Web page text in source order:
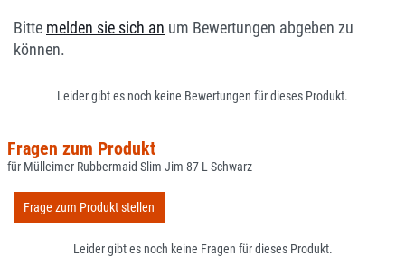
Bitte melden sie sich an um Bewertungen abgeben zu
können.
Leider gibt es noch keine Bewertungen für dieses Produkt.
Fragen zum Produkt
für Mülleimer Rubbermaid Slim Jim 87 L Schwarz
Frage zum Produkt stellen
Leider gibt es noch keine Fragen für dieses Produkt.